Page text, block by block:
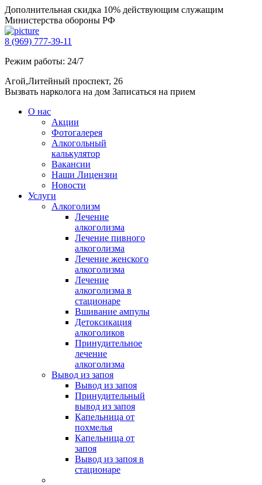
Дополнительная скидка 10% действующим служащим
Министерства обороны РФ
8 (969) 777-39-11
Режим работы: 24/7
Агой,Литейный проспект, 26
Вызвать нарколога на дом Записаться на прием
О нас
Акции
Фотогалерея
Алкогольный
калькулятор
Вакансии
Наши Лицензии
Новости
Услуги
Алкоголизм
Лечение
алкоголизма
Лечение пивного
алкоголизма
Лечение женского
алкоголизма
Лечение
алкоголизма в
стационаре
Вшивание ампулы
Детоксикация
алкоголиков
Принудительное
лечение
алкоголизма
Вывод из запоя
Вывод из запоя
Принудительный
вывод из запоя
Капельница от
похмелья
Капельница от
запоя
Вывод из запоя в
стационаре